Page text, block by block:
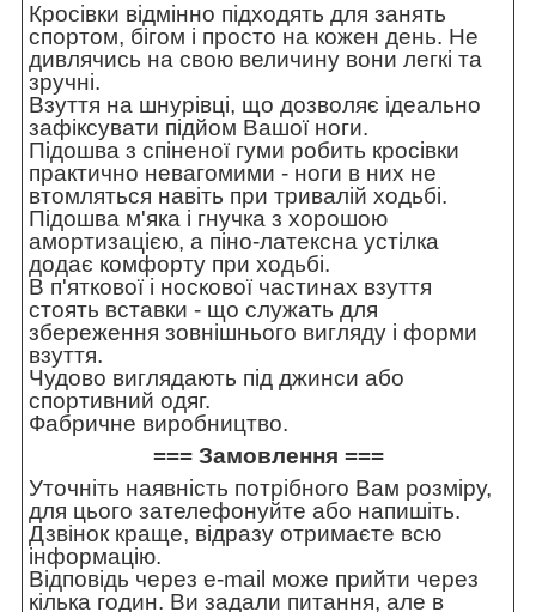
Кросівки відмінно підходять для занять
спортом, бігом і просто на кожен день. Не
дивлячись на свою величину вони легкі та
зручні.
Взуття на шнурівці, що дозволяє ідеально
зафіксувати підйом Вашої ноги.
Підошва з спіненої гуми робить кросівки
практично невагомими - ноги в них не
втомляться навіть при тривалій ходьбі.
Підошва м'яка і гнучка з хорошою
амортизацією, а піно-латексна устілка
додає комфорту при ходьбі.
В п'яткової і носкової частинах взуття
стоять вставки - що служать для
збереження зовнішнього вигляду і форми
взуття.
Чудово виглядають під джинси або
спортивний одяг.
Фабричне виробництво.
=== Замовлення ===
Уточніть наявність потрібного Вам розміру,
для цього зателефонуйте або напишіть.
Дзвінок краще, відразу отримаєте всю
інформацію.
Відповідь через e-mail може прийти через
кілька годин. Ви задали питання, але в